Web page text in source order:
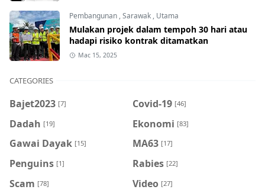
Pembangunan ,Sarawak , Utama
Mulakan projek dalam tempoh 30 hari atau
hadapi risiko kontrak ditamatkan
Mac 15, 2025
CATEGORIES
Bajet2023 [7] Covid-19 [46]
Dadah [19] Ekonomi [83]
Gawai Dayak [15] MA63 [17]
Penguins [1] Rabies [22]
Scam [78] Video [27]